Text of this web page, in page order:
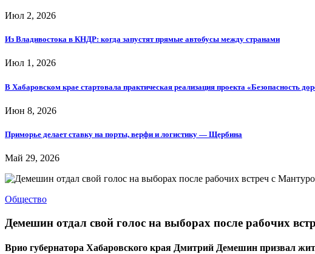
Июл 2, 2026
Из Владивостока в КНДР: когда запустят прямые автобусы между странами
Июл 1, 2026
В Хабаровском крае стартовала практическая реализация проекта «Безопасность
Июн 8, 2026
Приморье делает ставку на порты, верфи и логистику — Щербина
Май 29, 2026
Общество
Демешин отдал свой голос на выборах после рабочих
Врио губернатора Хабаровского края Дмитрий Демешин призвал